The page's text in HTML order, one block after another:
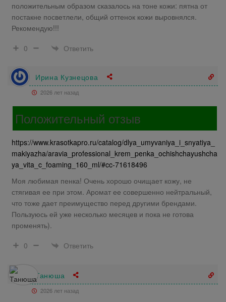
положительным образом сказалось на тоне кожи: пятна от
постакне посветлели, общий оттенок кожи выровнялся.
Рекомендую!!!
0
Ответить
Ирина Кузнецова
2026 лет назад
Положительный отзыв
https://www.krasotkapro.ru/catalog/dlya_umyvaniya_i_snyatiya_
makiyazha/aravia_professional_krem_penka_ochishchayushcha
ya_vita_c_foaming_160_ml/#cc-71618496
Моя любимая пенка! Очень хорошо очищает кожу, не
стягивая ее при этом. Аромат ее совершенно нейтральный,
что тоже дает преимущество перед другими брендами.
Пользуюсь ей уже несколько месяцев и пока не готова
променять).
0
Ответить
Танюша
2026 лет назад